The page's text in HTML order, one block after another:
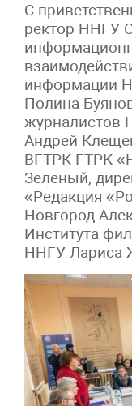
С
ректор ННГУ
информации
Полина
журналистов
Андрей
ВГТРК ГТРК
Зеленый,
«Редакция
Новгород
Института
ННГУ Лариса